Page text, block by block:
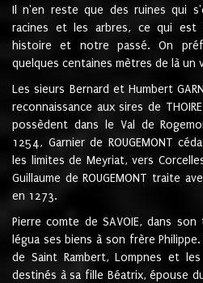
Il n'en reste que des ruines qui
racines et les arbres, ce qui est
histoire et notre passé. On
quelques centaines mètres de là un
Les sieurs Bernard et Humbert
reconnaissance aux sires de
possèdent dans le Val de
1254, Garnier de ROUGEMONT
les limites de Meyriat, vers
Guillaume de ROUGEMONT traite
en 1273.
Pierre comte de SAVOIE, dans
légua ses biens à son frère
de Saint Rambert, Lompnes et
destinés à sa fille Béatrix, épouse